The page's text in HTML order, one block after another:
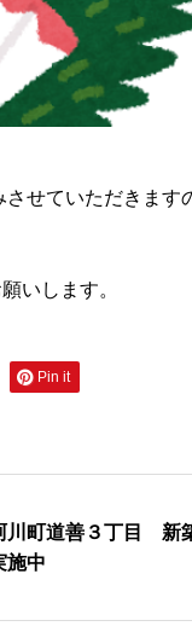
せていただきます
いします。
Pin it
川町道善３丁目 新
施中